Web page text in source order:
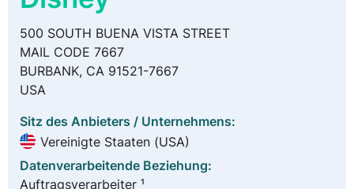
500 SOUTH BUENA VISTA STREET
MAIL CODE 7667
BURBANK, CA 91521-7667
USA
Sitz des Anbieters / Unternehmens:
Vereinigte Staaten (USA)
Datenverarbeitende Beziehung:
Auftragsverarbeiter ¹